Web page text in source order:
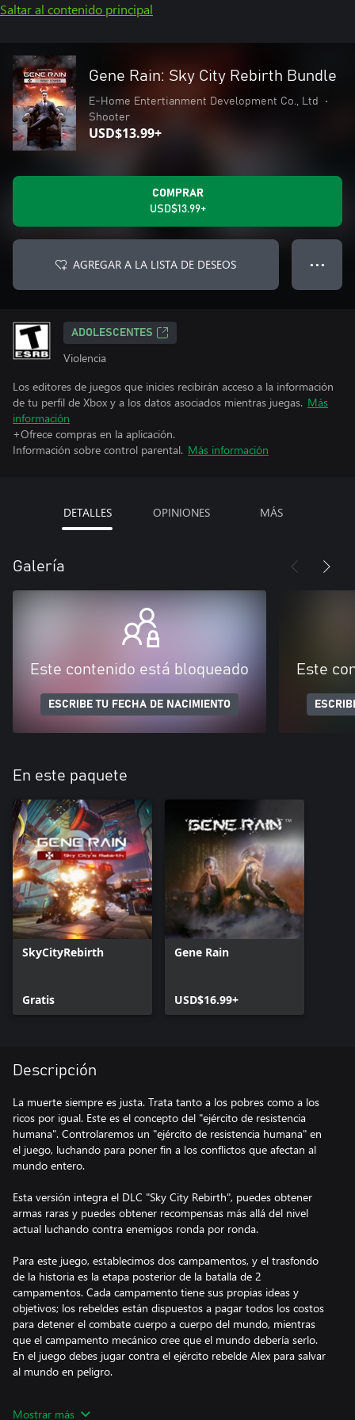
Saltar al contenido principal
Gene Rain: Sky City Rebirth Bundle
E-Home Entertianment Development Co., Ltd
•
Shooter
USD$13.99+
COMPRAR
USD$13.99+
AGREGAR A LA LISTA DE DESEOS ● ● ●
ADOLESCENTES
Violencia
Los editores de juegos que inicies recibirán acceso a la información
de tu perfil de Xbox y a los datos asociados mientras juegas. Más
información
+Ofrece compras en la aplicación.
Información sobre control parental. Más información
DETALLES OPINIONES MÁS
Galería
Este contenido está bloqueado
ESCRIBE TU FECHA DE NACIMIENTO
Este
En este paquete
SkyCityRebirth
Gratis
Gene Rain
USD$16.99+
Descripción
La muerte siempre es justa. Trata tanto a los pobres como a los
ricos por igual. Este es el concepto del "ejército de resistencia
humana". Controlaremos un "ejército de resistencia humana" en
el juego, luchando para poner fin a los conflictos que afectan al
mundo entero.
Esta versión integra el DLC "Sky City Rebirth", puedes obtener
armas raras y puedes obtener recompensas más allá del nivel
actual luchando contra enemigos ronda por ronda.
Para este juego, establecimos dos campamentos, y el trasfondo
de la historia es la etapa posterior de la batalla de 2
campamentos. Cada campamento tiene sus propias ideas y
objetivos; los rebeldes están dispuestos a pagar todos los costos
para detener el combate cuerpo a cuerpo del mundo, mientras
que el campamento mecánico cree que el mundo debería serlo.
En el juego debes jugar contra el ejército rebelde Alex para salvar
al mundo en peligro.
Mostrar más